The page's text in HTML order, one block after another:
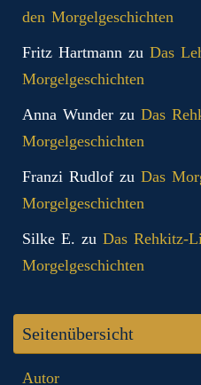
den Morgelgeschichten
Fritz Hartmann zu Das
Morgelgeschichten
Anna Wunder zu Das
Morgelgeschichten
Franzi Rudlof zu Das
Morgelgeschichten
Silke E. zu Das Rehkitz-
Morgelgeschichten
Seitenübersicht
Autor